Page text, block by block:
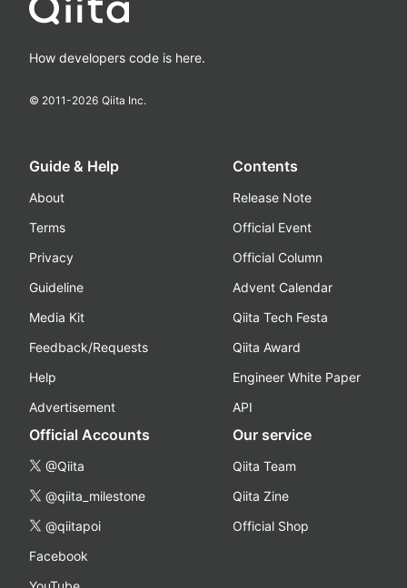
How developers code is here.
© 2011-2026 Qiita Inc.
Guide & Help
About
Terms
Privacy
Guideline
Media Kit
Feedback/Requests
Help
Advertisement
Contents
Release Note
Official Event
Official Column
Advent Calendar
Qiita Tech Festa
Qiita Award
Engineer White Paper
API
Official Accounts
@Qiita
@qiita_milestone
@qiitapoi
Facebook
Our service
Qiita Team
Qiita Zine
Official Shop